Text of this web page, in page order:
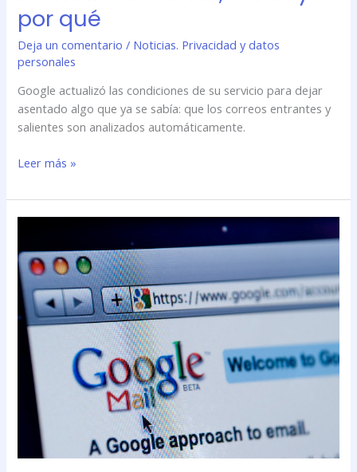
por qué
Deja un comentario / Noticias. Privacidad y datos
personales
Google actualizó las condiciones de su servicio para dejar
asentado algo que ya se sabía: que los correos entrantes y
salientes son analizados automáticamente.
Leer más »
que
\»lee\»
los
mails
de
Gmail,
cómo
por